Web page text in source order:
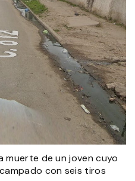
muerte de un joven cuyo
con seis tiros